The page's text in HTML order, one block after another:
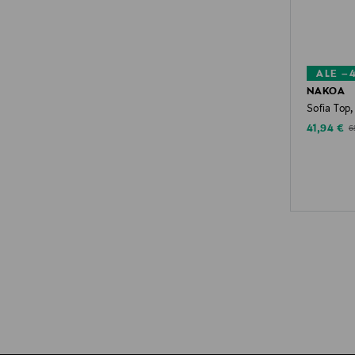
ALE
NAKOA
Sofia
41,94 €